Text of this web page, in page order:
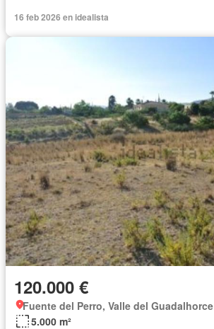
16 feb 2026 en idealista
120.000 €
Fuente del Perro, Valle del Guadalhorce
5.000 m²